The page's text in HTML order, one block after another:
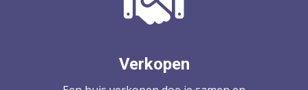
Verkopen